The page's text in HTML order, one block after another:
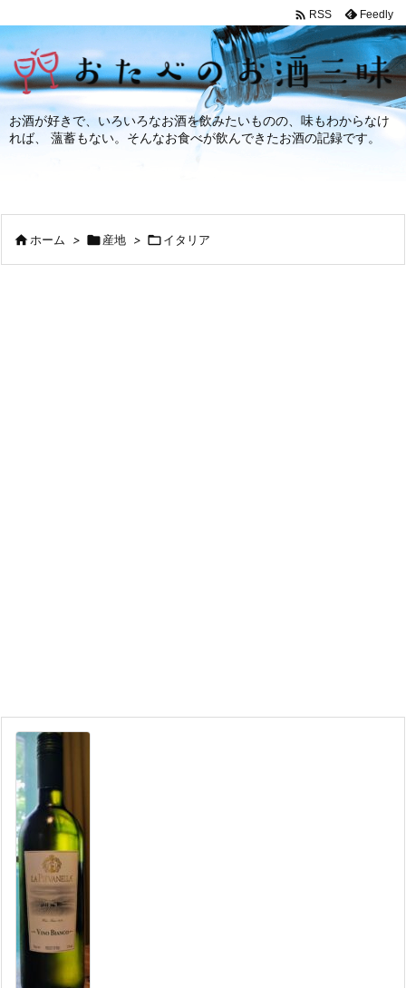
 RSS Feedly
お酒が好きで、いろいろなお酒を飲みたいものの、味もわからなけ
れば、 薀蓄もない。そんなお食べが飲んできたお酒の記録です。
ホーム > 産地 > イタリア